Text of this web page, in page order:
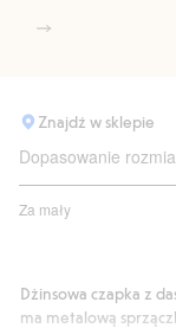
Znajdź w sklepie
Dopasowanie
Za mały
na
4
głosów
Dżinsowa czapka z
ma metalową